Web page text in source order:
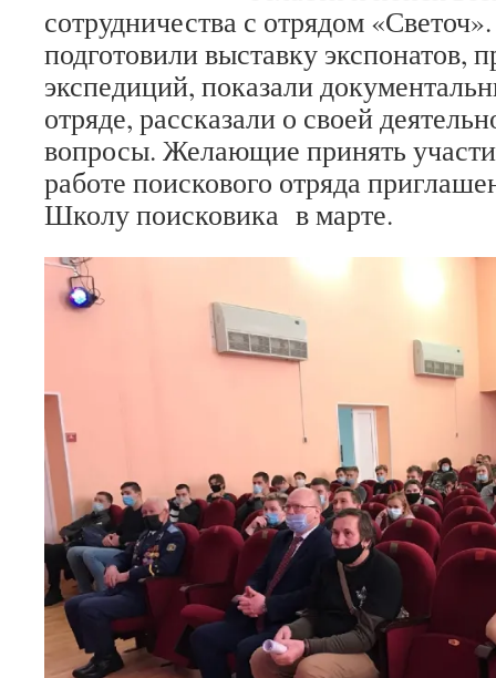
сотрудничества с отрядом
подготовили выставку экспонатов,
экспедиций, показали
отряде, рассказали о своей
вопросы. Желающие принять
работе поискового отряда
Школу поисковика в марте.